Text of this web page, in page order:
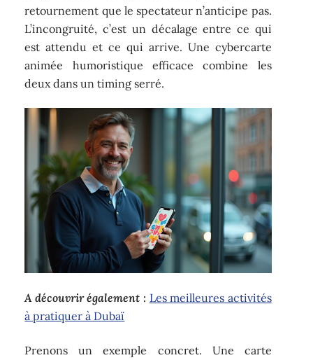
retournement que le spectateur n’anticipe pas.
L’incongruité, c’est un décalage entre ce qui
est attendu et ce qui arrive. Une cybercarte
animée humoristique efficace combine les
deux dans un timing serré.
A découvrir également : Les meilleures activités
à pratiquer à Dubaï
Prenons un exemple concret. Une carte